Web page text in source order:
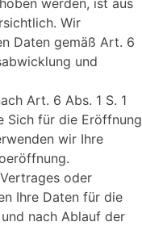
Wir
Daten gemäß Art. 6
und
Art. 6 Abs. 1 S. 1
Sich für die Eröffnung
wir Ihre
oder
Ihre Daten für die
nach Ablauf der